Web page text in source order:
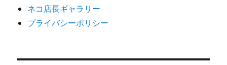
ネコ店長ギャラリー
プライバシーポリシー